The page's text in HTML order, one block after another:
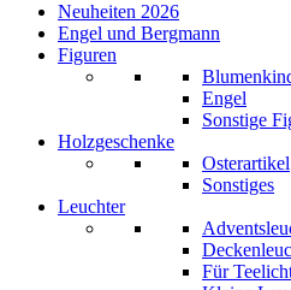
Neuheiten 2026
Engel und Bergmann
Figuren
Engel
Sonstige
Holzgeschenke
Osterartikel
Sonstiges
Leuchter
Für